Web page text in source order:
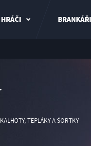
HRÁČI
KALHOTY, TEPLÁKY A ŠORTKY